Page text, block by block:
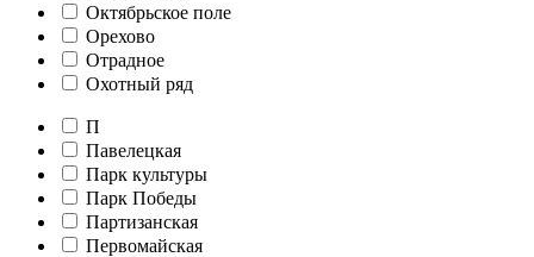
Октябрьское поле
Орехово
Отрадное
Охотный ряд
П
Павелецкая
Парк культуры
Парк Победы
Партизанская
Первомайская